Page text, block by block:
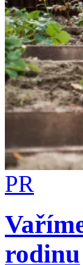
PR
rodinu